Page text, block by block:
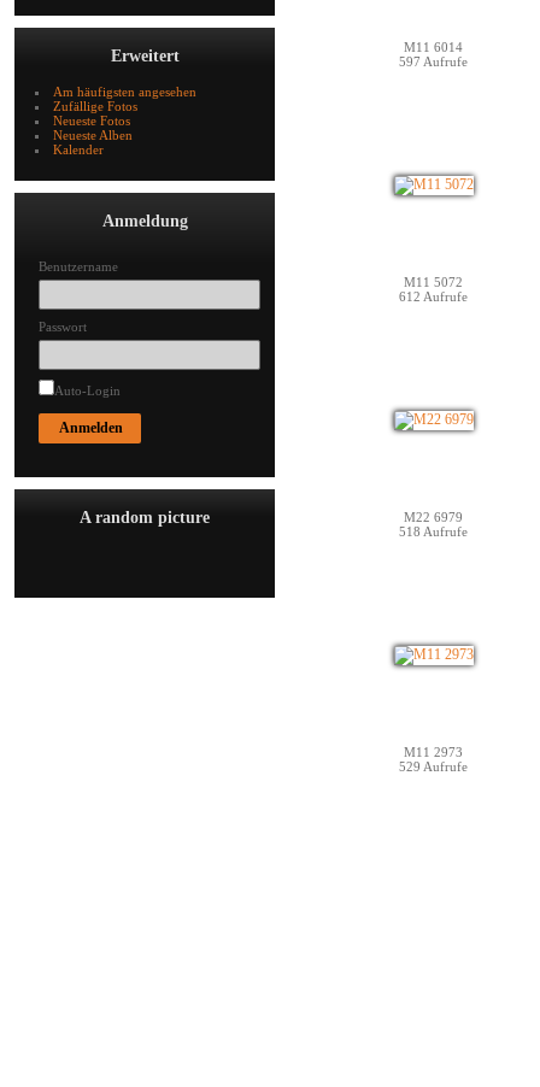
Erweitert
Am häufigsten angesehen
Zufällige Fotos
Neueste Fotos
Neueste Alben
Kalender
Anmeldung
Benutzername
Passwort
Auto-Login
A random picture
M11 6014
597 Aufrufe
M11 5072
612 Aufrufe
M22 6979
518 Aufrufe
M11 2973
529 Aufrufe